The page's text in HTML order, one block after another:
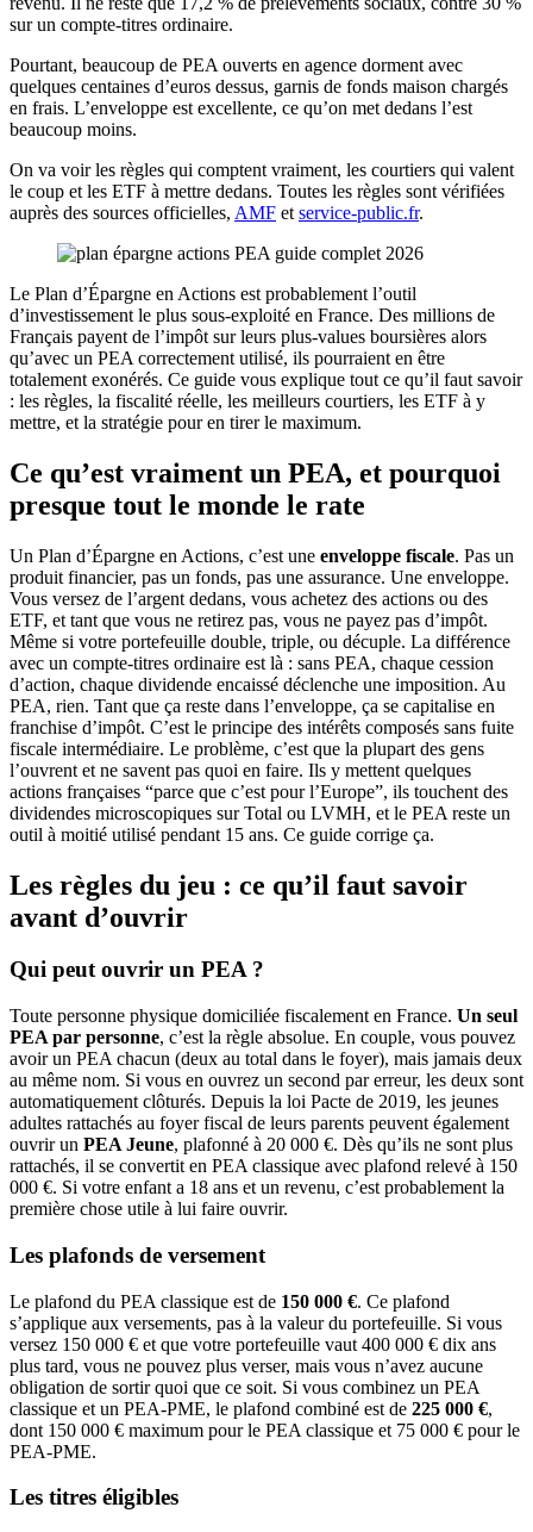
sur un compte-titres ordinaire.
Pourtant, beaucoup de PEA ouverts en agence dorment avec
quelques centaines d’euros dessus, garnis de fonds maison chargés
en frais. L’enveloppe est excellente, ce qu’on met dedans l’est
beaucoup moins.
On va voir les règles qui comptent vraiment, les courtiers qui valent
le coup et les ETF à mettre dedans. Toutes les règles sont vérifiées
auprès des sources officielles, AMF et service-public.fr.
Le Plan d’Épargne en Actions est probablement l’outil
d’investissement le plus sous-exploité en France. Des millions de
Français payent de l’impôt sur leurs plus-values boursières alors
qu’avec un PEA correctement utilisé, ils pourraient en être
totalement exonérés. Ce guide vous explique tout ce qu’il faut savoir
: les règles, la fiscalité réelle, les meilleurs courtiers, les ETF à y
mettre, et la stratégie pour en tirer le maximum.
Ce qu’est vraiment un PEA, et pourquoi
presque tout le monde le rate
Un Plan d’Épargne en Actions, c’est une enveloppe fiscale. Pas un
produit financier, pas un fonds, pas une assurance. Une enveloppe.
Vous versez de l’argent dedans, vous achetez des actions ou des
ETF, et tant que vous ne retirez pas, vous ne payez pas d’impôt.
Même si votre portefeuille double, triple, ou décuple. La différence
avec un compte-titres ordinaire est là : sans PEA, chaque cession
d’action, chaque dividende encaissé déclenche une imposition. Au
PEA, rien. Tant que ça reste dans l’enveloppe, ça se capitalise en
franchise d’impôt. C’est le principe des intérêts composés sans fuite
fiscale intermédiaire. Le problème, c’est que la plupart des gens
l’ouvrent et ne savent pas quoi en faire. Ils y mettent quelques
actions françaises “parce que c’est pour l’Europe”, ils touchent des
dividendes microscopiques sur Total ou LVMH, et le PEA reste un
outil à moitié utilisé pendant 15 ans. Ce guide corrige ça.
Les règles du jeu : ce qu’il faut savoir
avant d’ouvrir
Qui peut ouvrir un PEA ?
Toute personne physique domiciliée fiscalement en France. Un seul
PEA par personne, c’est la règle absolue. En couple, vous pouvez
avoir un PEA chacun (deux au total dans le foyer), mais jamais deux
au même nom. Si vous en ouvrez un second par erreur, les deux sont
automatiquement clôturés. Depuis la loi Pacte de 2019, les jeunes
adultes rattachés au foyer fiscal de leurs parents peuvent également
ouvrir un PEA Jeune, plafonné à 20 000 €. Dès qu’ils ne sont plus
rattachés, il se convertit en PEA classique avec plafond relevé à 150
000 €. Si votre enfant a 18 ans et un revenu, c’est probablement la
première chose utile à lui faire ouvrir.
Les plafonds de versement
Le plafond du PEA classique est de 150 000 €. Ce plafond
s’applique aux versements, pas à la valeur du portefeuille. Si vous
versez 150 000 € et que votre portefeuille vaut 400 000 € dix ans
plus tard, vous ne pouvez plus verser, mais vous n’avez aucune
obligation de sortir quoi que ce soit. Si vous combinez un PEA
classique et un PEA-PME, le plafond combiné est de 225 000 €,
dont 150 000 € maximum pour le PEA classique et 75 000 € pour le
PEA-PME.
Les titres éligibles